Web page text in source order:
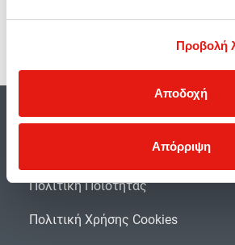
Προβολή
Αποδοχή
Απόρριψη
Διατάξεις προστασίας δεδομένων
Πολιτική Ποιότητας
Πολιτική Χρήσης Cookies